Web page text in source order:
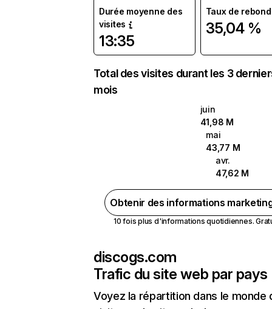
Durée moyenne des
visites
13:35
Taux de rebond
35,04 %
Total des visites durant les 3
mois
juin
41,98 M
mai
43,77 M
avr.
47,62 M
Obtenir des informations
10 fois plus d'informations quotidiennes.
discogs.com
Trafic du site web par pays
Voyez la répartition dans le monde